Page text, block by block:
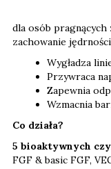
dla osób pragnących
zachowanie
Wygładza
Przywraca
Zapewnia
Wzmacnia
Co działa?
5 bioaktywnych
FGF & basic FGF,